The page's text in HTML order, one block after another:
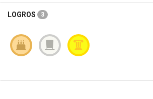
LOGROS 3